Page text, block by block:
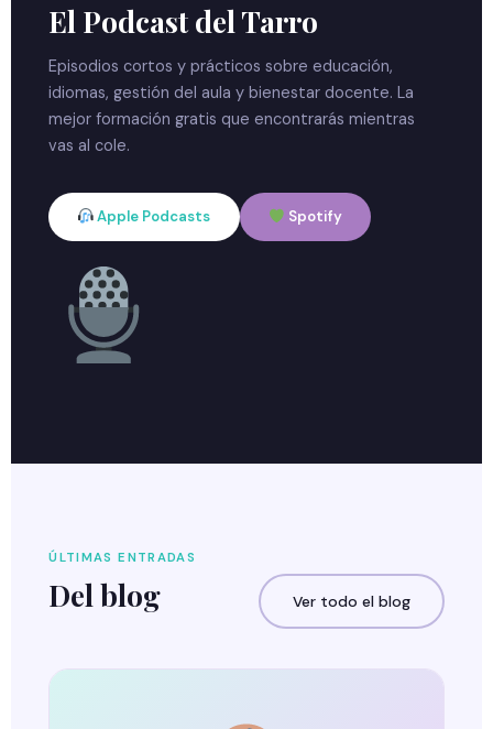
El Podcast del Tarro
Episodios cortos y prácticos sobre educación,
idiomas, gestión del aula y bienestar docente. La
mejor formación gratis que encontrarás mientras
vas al cole.
Apple Podcasts Spotify
ÚLTIMAS ENTRADAS
Del blog Ver todo el blog